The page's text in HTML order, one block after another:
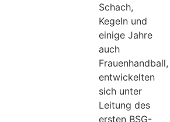
Schach,
Kegeln und
einige Jahre
auch
Frauenhandball,
entwickelten
sich unter
Leitung des
ersten BSG-